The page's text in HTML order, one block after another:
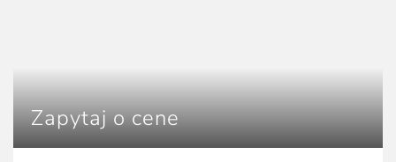
Zapytaj o cene